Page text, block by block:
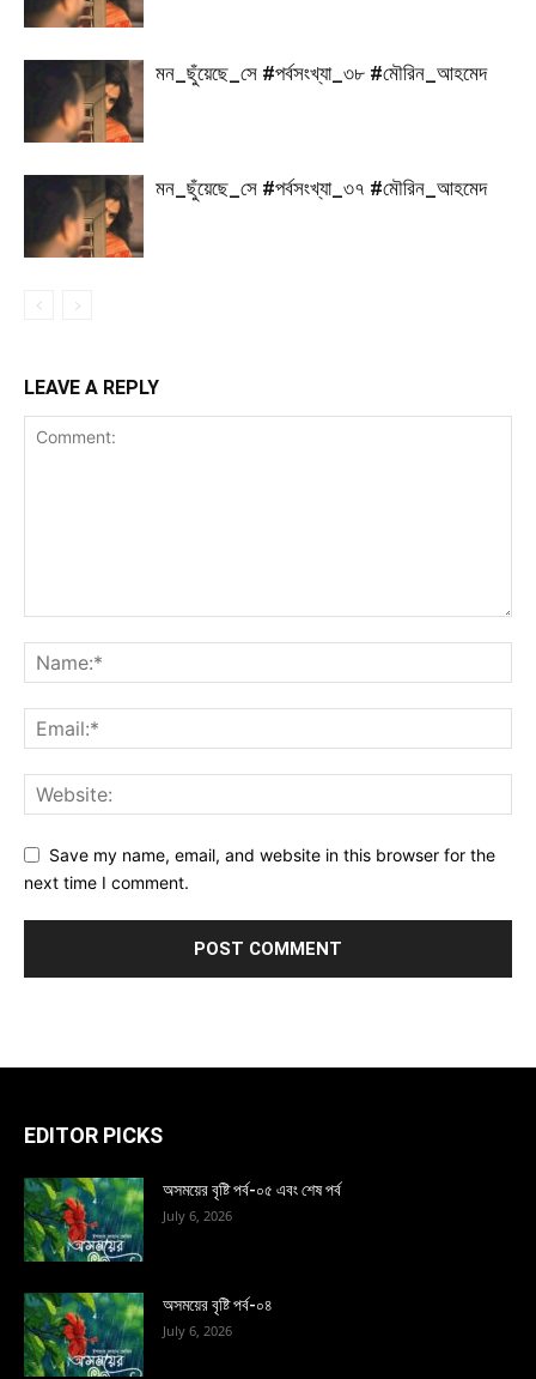
মন_ছুঁয়েছে_সে #পর্বসংখ্যা_৩৮ #মৌরিন_আহমেদ
মন_ছুঁয়েছে_সে #পর্বসংখ্যা_৩৭ #মৌরিন_আহমেদ
LEAVE A REPLY
Save my name, email, and website in this browser for the
next time I comment.
EDITOR PICKS
অসময়ের বৃষ্টি পর্ব-০৫ এবং শেষ পর্ব
July 6, 2026
অসময়ের বৃষ্টি পর্ব-০৪
July 6, 2026